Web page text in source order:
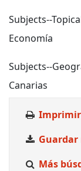
Subjects--
Economía
Subjects--
Canarias
Imprimir
Más